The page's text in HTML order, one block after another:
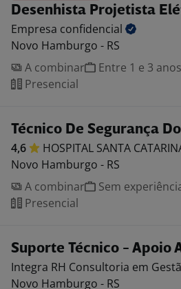
Desenhista Projetista
Empresa confidencial
Novo Hamburgo - RS
A combinar
Entre 1 e 3 anos
Presencial
Técnico De Segurança
4,6 HOSPITAL SANTA
Novo Hamburgo - RS
A combinar
Sem
Presencial
Suporte Técnico - Apoio
Integra RH Consultoria em
Novo Hamburgo - RS